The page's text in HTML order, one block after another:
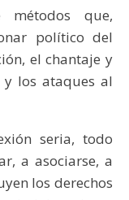
que,
político del
el chantaje y
y los ataques al
seria, todo
a asociarse, a
los derechos